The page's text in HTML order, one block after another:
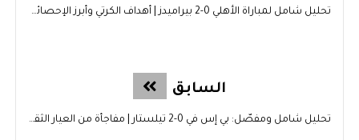
تحليل شامل لمباراة الأهلي 0-2 بيراميدز | أهداف الكرتي وأبرز الإحصائيات
السابق
تحليل شامل ومفصّل: بي إس في 0-2 تيلستار | مفاجأة من العيار الثقيل